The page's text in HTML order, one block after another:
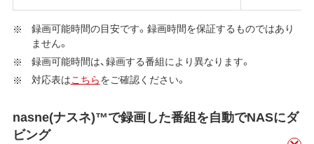
録画可能時間の目安です。録画時間を保証するものではあり
ません。
録画可能時間は、録画する番組により異なります。
対応表はこちらをご確認ください。
nasne(ナスネ)™で録画した番組を自動でNASにダ
ビング